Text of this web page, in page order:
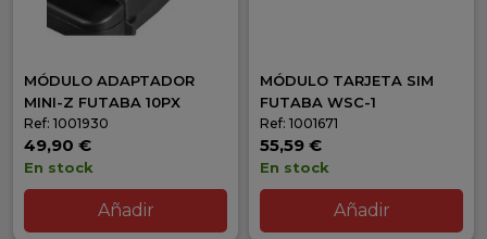
MÓDULO ADAPTADOR
MINI-Z FUTABA 10PX
Ref: 1001930
49,90 €
En stock
Añadir
MÓDULO TARJETA SIM
FUTABA WSC-1
Ref: 1001671
55,59 €
En stock
Añadir